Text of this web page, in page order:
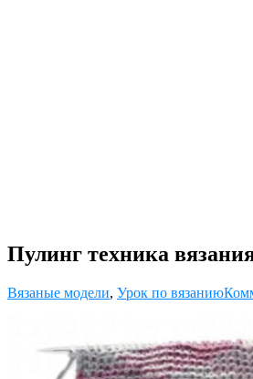
Пулинг техника
Вязаные модели, Урок по вязанию